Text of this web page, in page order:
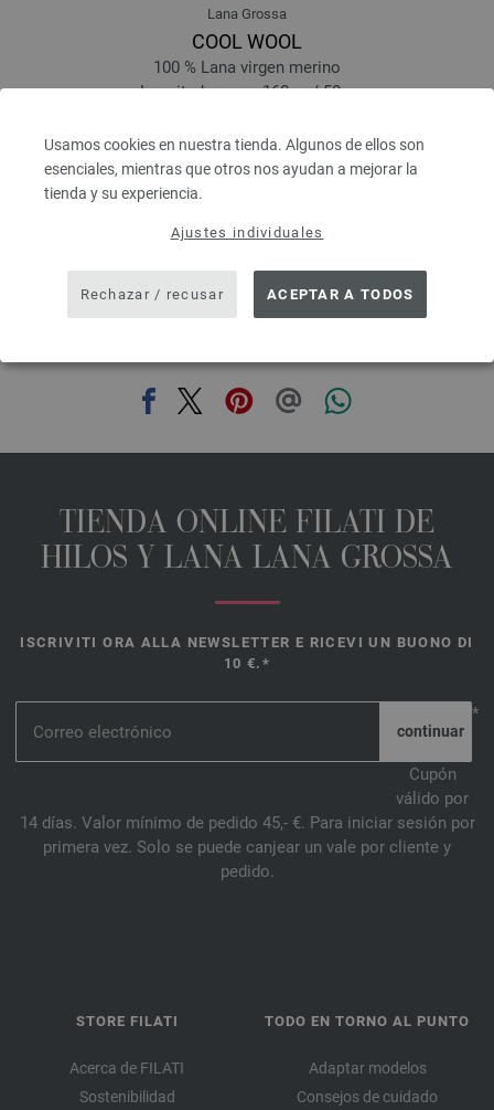
Usamos cookies en nuestra tienda. Algunos de ellos son
esenciales, mientras que otros nos ayudan a mejorar la
tienda y su experiencia.
Ajustes individuales
Rechazar / recusar ACEPTAR A TODOS
Lana Grossa
COOL WOOL
100 % Lana virgen merino
Longitud: aprox. 160 m / 50 g
5,46 €
6,37 $
IVA no incluido, más gastos de envío, Precio base: 109,20 € / kg
TIENDA ONLINE FILATI DE
HILOS Y LANA LANA GROSSA
ISCRIVITI ORA ALLA NEWSLETTER E RICEVI UN BUONO DI
10 €.*
*
Cupón
válido por
14 días. Valor mínimo de pedido 45,- €. Para iniciar sesión por
primera vez. Solo se puede canjear un vale por cliente y
pedido.
STORE FILATI
Acerca de FILATI
Sostenibilidad
TODO EN TORNO AL PUNTO
Adaptar modelos
Consejos de cuidado